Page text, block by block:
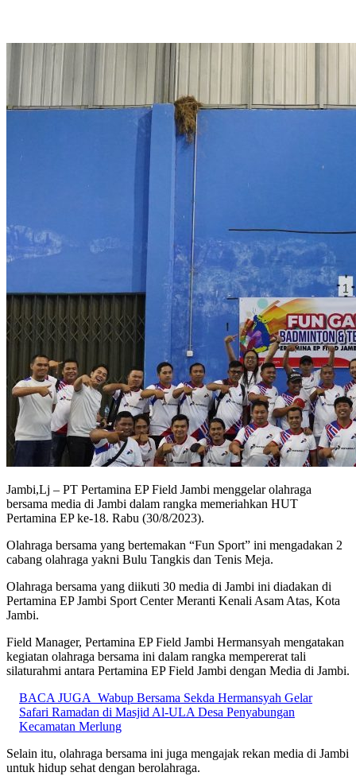
Jambi,Lj – PT Pertamina EP Field Jambi menggelar olahraga
bersama media di Jambi dalam rangka memeriahkan HUT
Pertamina EP ke-18. Rabu (30/8/2023).
Olahraga bersama yang bertemakan “Fun Sport” ini mengadakan 2
cabang olahraga yakni Bulu Tangkis dan Tenis Meja.
Olahraga bersama yang diikuti 30 media di Jambi ini diadakan di
Pertamina EP Jambi Sport Center Meranti Kenali Asam Atas, Kota
Jambi.
Field Manager, Pertamina EP Field Jambi Hermansyah mengatakan
kegiatan olahraga bersama ini dalam rangka mempererat tali
silaturahmi antara Pertamina EP Field Jambi dengan Media di Jambi.
BACA JUGA Wabup Bersama Sekda Hermansyah Gelar
Safari Ramadan di Masjid Al-ULA Desa Penyabungan
Kecamatan Merlung
Selain itu, olahraga bersama ini juga mengajak rekan media di Jambi
untuk hidup sehat dengan berolahraga.